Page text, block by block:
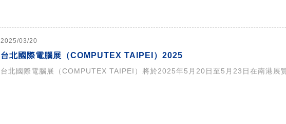
2025/03/20
台北國際電腦展（COMPUTEX TAIPEI）2025
台北國際電腦展（COMPUTEX TAIPEI）將於2025年5月20日至5月23日在南港展